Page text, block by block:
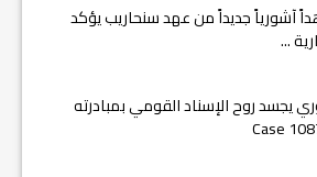
آشورياً جديداً من عهد سنحاريب يؤكد
...
يجسد روح الإسناد القومي بمبادرته